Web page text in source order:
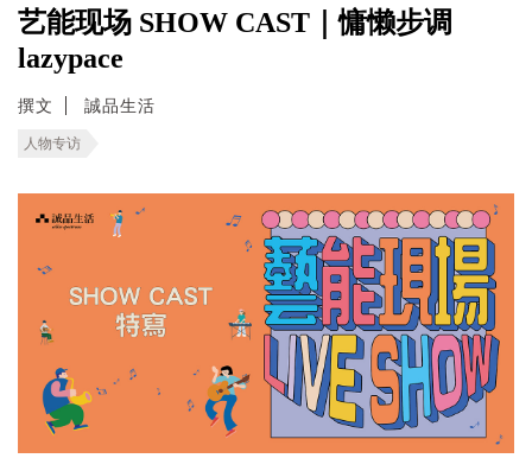
艺能现场 SHOW CAST｜慵懒步调
lazypace
撰文 誠品生活
人物专访